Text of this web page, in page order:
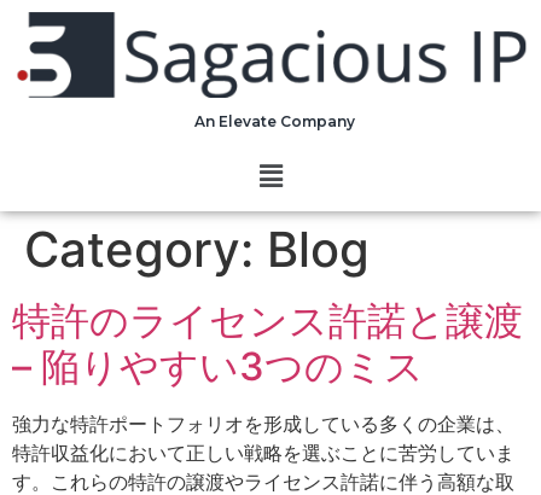
An Elevate Company
Category: Blog
特許のライセンス許諾と譲渡
– 陥りやすい3つのミス
強力な特許ポートフォリオを形成している多くの企業は、
特許収益化において正しい戦略を選ぶことに苦労していま
す。これらの特許の譲渡やライセンス許諾に伴う高額な取